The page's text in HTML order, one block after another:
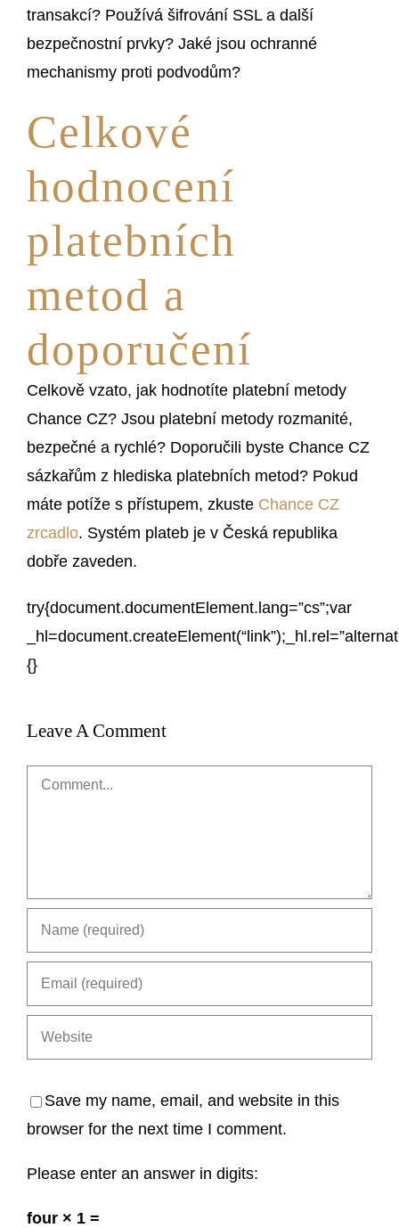
transakcí? Používá šifrování SSL a další
bezpečnostní prvky? Jaké jsou ochranné
mechanismy proti podvodům?
Celkové
hodnocení
platebních
metod a
doporučení
Celkově vzato, jak hodnotíte platební metody
Chance CZ? Jsou platební metody rozmanité,
bezpečné a rychlé? Doporučili byste Chance CZ
sázkařům z hlediska platebních metod? Pokud
máte potíže s přístupem, zkuste Chance CZ
zrcadlo. Systém plateb je v Česká republika
dobře zaveden.
try{document.documentElement.lang=”cs”;var
{}
Leave A Comment
Comment
Save my name, email, and website in this
browser for the next time I comment.
Please enter an answer in digits:
four × 1 =